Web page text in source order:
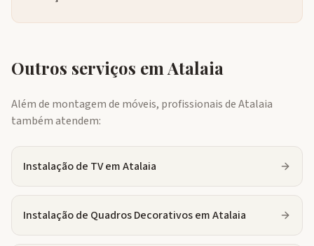
Outros serviços em Atalaia
Além de montagem de móveis, profissionais deAtalaia
também atendem:
Instalação de TVemAtalaia
Instalação de Quadros DecorativosemAtalaia